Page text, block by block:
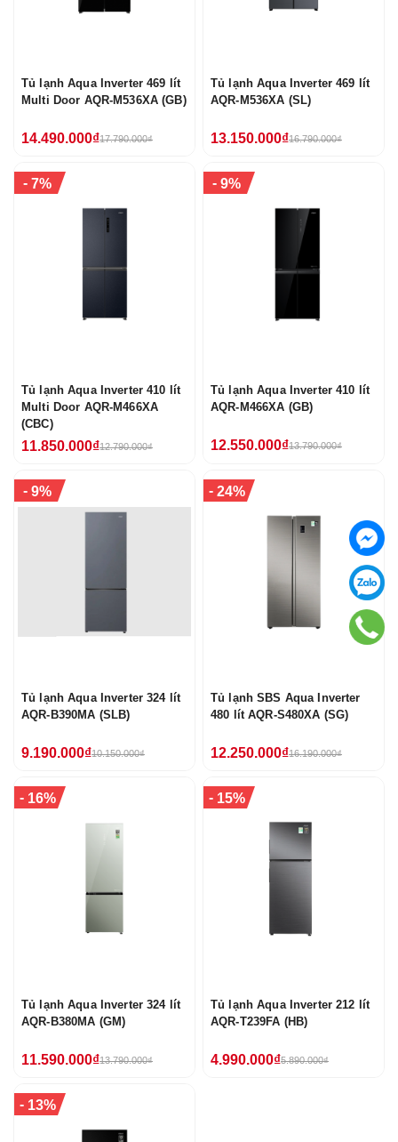
Tủ lạnh Aqua Inverter 469 lít
Multi Door AQR-M536XA (GB)
14.490.000₫17.790.000₫
Tủ lạnh Aqua Inverter 469 lít
AQR-M536XA (SL)
13.150.000₫16.790.000₫
- 7%
Tủ lạnh Aqua Inverter 410 lít
Multi Door AQR-M466XA
(CBC)
11.850.000₫12.790.000₫
- 9%
Tủ lạnh Aqua Inverter 410 lít
AQR-M466XA (GB)
12.550.000₫13.790.000₫
- 9%
Tủ lạnh Aqua Inverter 324 lít
AQR-B390MA (SLB)
9.190.000₫10.150.000₫
-24%
Tủ lạnh SBS Aqua Inverter
480 lít AQR-S480XA (SG)
12.250.000₫16.190.000₫
-16%
Tủ lạnh Aqua Inverter 324 lít
AQR-B380MA (GM)
11.590.000₫13.790.000₫
-15%
Tủ lạnh Aqua Inverter 212 lít
AQR-T239FA (HB)
4.990.000₫5.890.000₫
-13%